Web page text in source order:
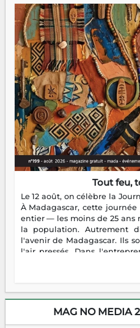
Tout feu,
Le 12 août, on célèbre la
À Madagascar, cette
entier — les moins de 25 ans
la population. Autrement
l'avenir de Madagascar. Ils
l'air pressés. Dans
plus nombreux à se
sans filet, souvent sans
dorment vraiment la nuit.
encore meilleures. Aina
Prix RFI Instrumental
MAG NO MEDIA